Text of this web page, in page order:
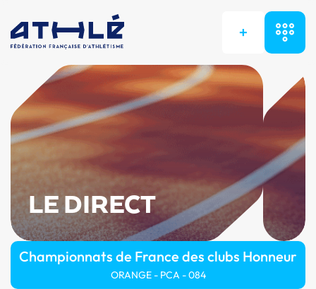
+
LE DIRECT
Championnats de France des clubs Honneur
ORANGE - PCA - 084